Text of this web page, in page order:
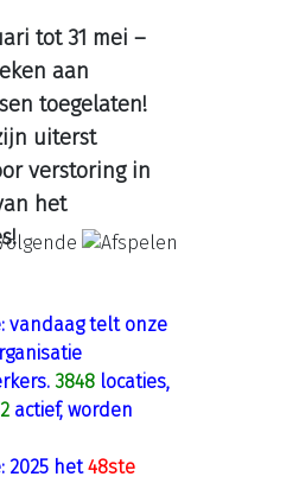
tot 31 mei –
aan
toegelaten!
uiterst
verstoring in
het
vandaag telt onze
3848 locaties,
actief, worden
2025 het48ste